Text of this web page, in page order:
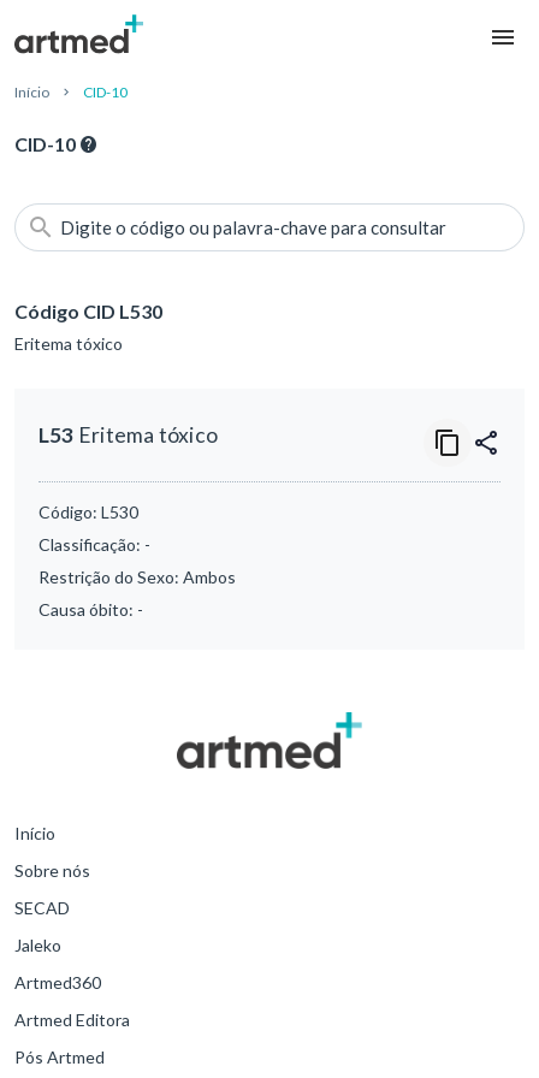
Início CID-10
CID-10
Digite o código ou palavra-chave para consultar
Código CID L530
Eritema tóxico
L53 Eritema tóxico
Código: L530
Classificação: -
Restrição do Sexo: Ambos
Causa óbito: -
Início
Sobre nós
SECAD
Jaleko
Artmed360
Artmed Editora
Pós Artmed